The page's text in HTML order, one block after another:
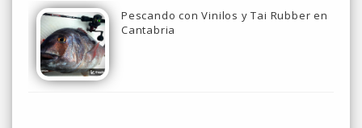
Pescando con Vinilos y Tai Rubber en
Cantabria